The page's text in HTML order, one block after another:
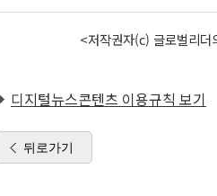
<저작권자(c) 글로벌리
디지털뉴스콘텐츠 이용규칙 보기
뒤로가기